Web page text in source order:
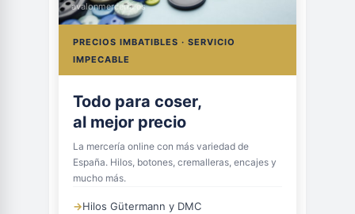
avalonmerceria.es
PRECIOS IMBATIBLES · SERVICIO
IMPECABLE
Todo para coser,
al mejor precio
La mercería online con más variedad de
España. Hilos, botones, cremalleras, encajes y
mucho más.
→Hilos Gütermann y DMC